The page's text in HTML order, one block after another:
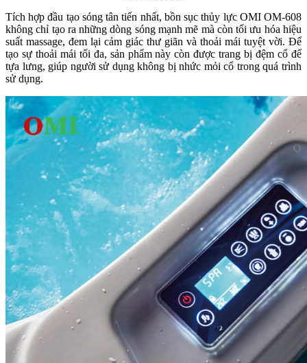
Tích hợp đầu tạo sóng tân tiến nhất, bồn sục thủy lực OMI OM-608
không chỉ tạo ra những dòng sóng mạnh mẽ mà còn tối ưu hóa hiệu
suất massage, đem lại cảm giác thư giãn và thoải mái tuyệt vời. Để
tạo sự thoải mái tối đa, sản phẩm này còn được trang bị đệm cổ để
tựa lưng, giúp người sử dụng không bị nhức mỏi cổ trong quá trình
sử dụng.